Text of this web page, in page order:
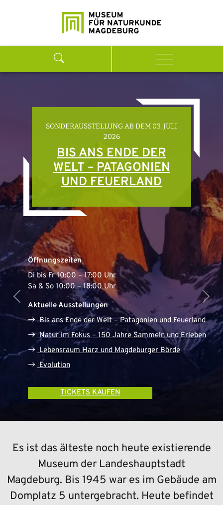
Menu
SONDERAUSSTELLUNG AB DEM 03. JULI
2026
BIS ANS ENDE DER
WELT – PATAGONIEN
UND FEUERLAND
Previous Next
Öffnungszeiten
Di bis Fr 10:00 – 17:00 Uhr
Sa & So 10:00 – 18:00 Uhr
Aktuelle Ausstellungen
Bis ans Ende der Welt – Patagonien und Feuerland
Natur im Fokus – 150 Jahre Sammeln und Erleben
Lebensraum Harz und Magdeburger Börde
Evolution
TICKETS KAUFEN
Es ist das älteste noch heute existierende
Museum der Landeshauptstadt
Magdeburg. Bis 1945 war es im Gebäude am
Domplatz 5 untergebracht. Heute befindet